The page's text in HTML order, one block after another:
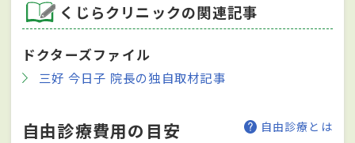
くじらクリニックの関連記事
ドクターズファイル
三好 今日子 院長の独自取材記事
自由診療費用の目安 自由診療とは